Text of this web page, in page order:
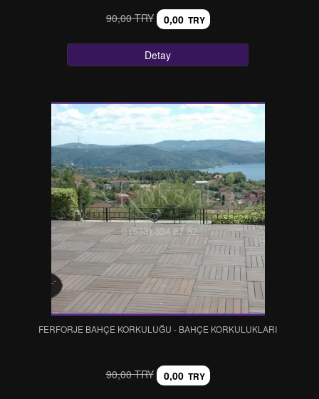
90,00 TRY 0,00 TRY
Detay
FERFORJE BAHÇE KORKULUĞU - BAHÇE KORKULUKLARI
90,00 TRY 0,00 TRY